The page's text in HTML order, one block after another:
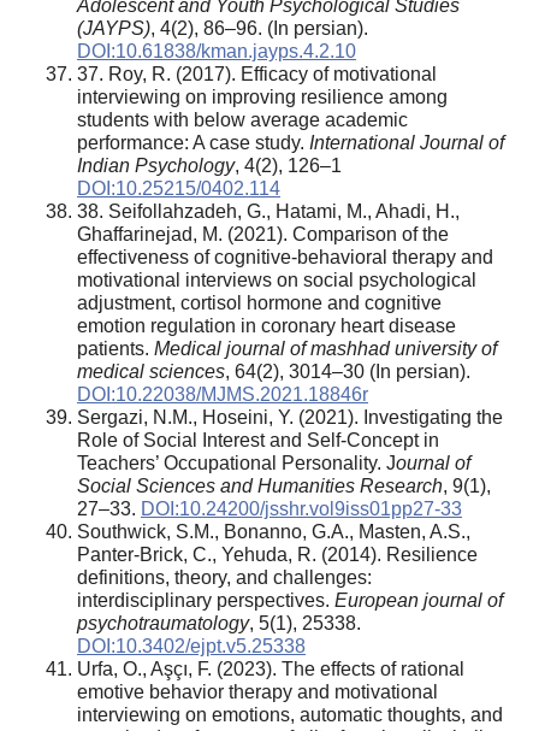
Adolescent and Youth Psychological Studies
(JAYPS), 4(2), 86–96. (In persian).
DOI:10.61838/kman.jayps.4.2.10
37. Roy, R. (2017). Efficacy of motivational
interviewing on improving resilience among
students with below average academic
performance: A case study. International Journal of
Indian Psychology, 4(2), 126–1
DOI:10.25215/0402.114
38. Seifollahzadeh, G., Hatami, M., Ahadi, H.,
Ghaffarinejad, M. (2021). Comparison of the
effectiveness of cognitive-behavioral therapy and
motivational interviews on social psychological
adjustment, cortisol hormone and cognitive
emotion regulation in coronary heart disease
patients. Medical journal of mashhad university of
medical sciences, 64(2), 3014–30 (In persian).
DOI:10.22038/MJMS.2021.18846r
Sergazi, N.M., Hoseini, Y. (2021). Investigating the
Role of Social Interest and Self-Concept in
Teachers’ Occupational Personality. Journal of
Social Sciences and Humanities Research, 9(1),
27–33. DOI:10.24200/jsshr.vol9iss01pp27-33
Southwick, S.M., Bonanno, G.A., Masten, A.S.,
Panter-Brick, C., Yehuda, R. (2014). Resilience
definitions, theory, and challenges:
interdisciplinary perspectives. European journal of
psychotraumatology, 5(1), 25338.
DOI:10.3402/ejpt.v5.25338
Urfa, O., Aşçı, F. (2023). The effects of rational
emotive behavior therapy and motivational
interviewing on emotions, automatic thoughts, and